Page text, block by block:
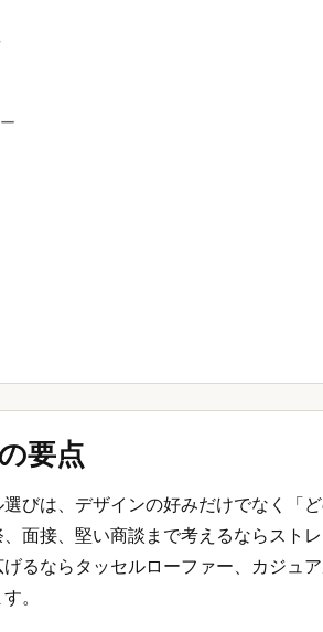
要点
びは、デザインの好みだけでなく「
、面接、堅い商談まで考えるならスト
げるならタッセルローファー、カジュ
。